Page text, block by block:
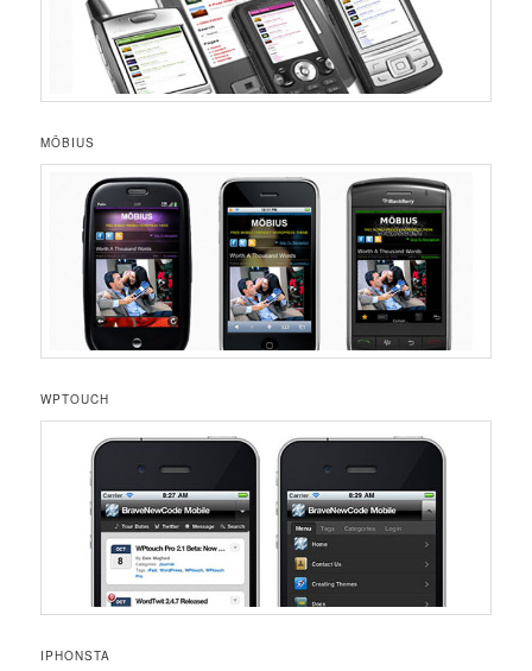
MÖBIUS
WPTOUCH
IPHONSTA